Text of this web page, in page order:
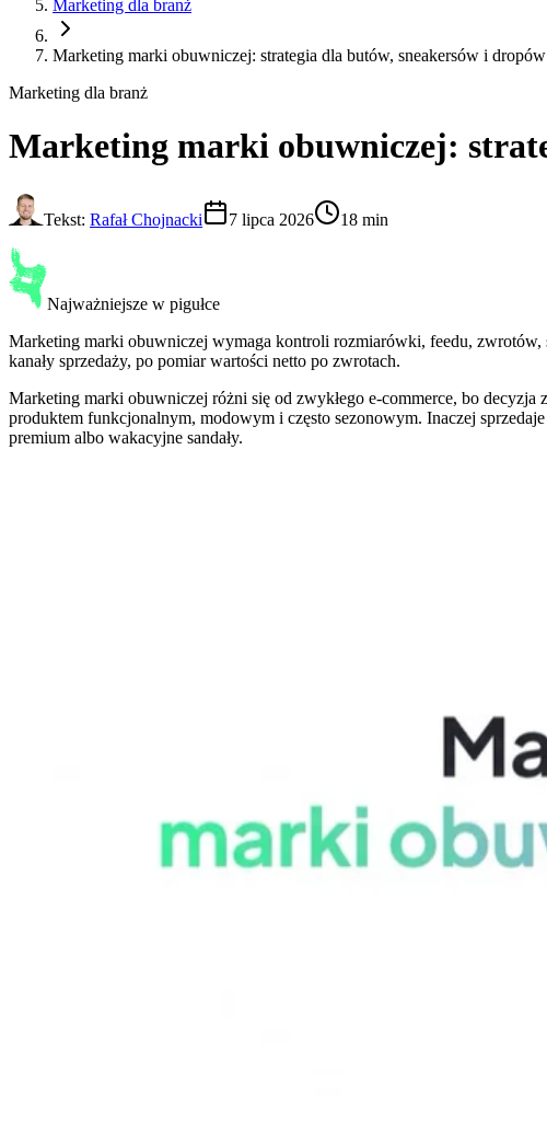
Marketing dla branż
Marketing marki obuwniczej: strategia dla butów, sneakersów i dropów
Marketing dla branż
Marketing marki obuwniczej:
Tekst: Rafał Chojnacki 7 lipca 2026 18 min
Najważniejsze w pigułce
Marketing marki obuwniczej wymaga kontroli rozmiarówki, feedu,
kanały sprzedaży, po pomiar wartości netto po zwrotach.
Marketing marki obuwniczej różni się od zwykłego e-commerce, bo
produktem funkcjonalnym, modowym i często sezonowym. Inaczej
premium albo wakacyjne sandały.